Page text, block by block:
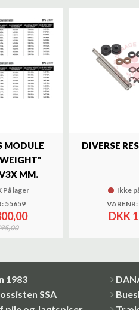
MODULE
MM.
På lager
55659
DIVERSE
Ikke
DKK
1983
SSA